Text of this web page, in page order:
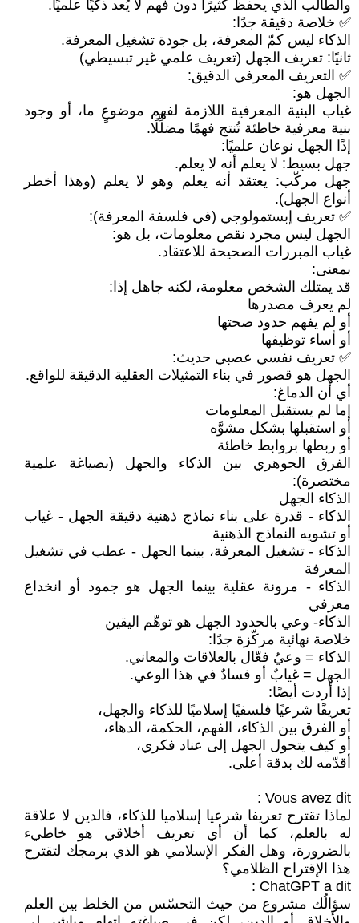
والطالب الذي يحفظ كثيرًا دون فهم لا يُعد ذكيًا علميًا.
✅ خلاصة دقيقة جدًا:
الذكاء ليس كمّ المعرفة، بل جودة تشغيل المعرفة.
ثانيًا: تعريف الجهل (تعريف علمي غير تبسيطي)
✅ التعريف المعرفي الدقيق:
الجهل هو:
غياب البنية المعرفية اللازمة لفهم موضوعٍ ما، أو وجود
بنية معرفية خاطئة تُنتج فهمًا مضلِّلًا.
إذًا الجهل نوعان علميًا:
جهل بسيط: لا يعلم أنه لا يعلم.
جهل مركّب: يعتقد أنه يعلم وهو لا يعلم (وهذا أخطر
أنواع الجهل).
✅ تعريف إبستمولوجي (في فلسفة المعرفة):
الجهل ليس مجرد نقص معلومات، بل هو:
غياب المبررات الصحيحة للاعتقاد.
بمعنى:
قد يمتلك الشخص معلومة، لكنه جاهل إذا:
لم يعرف مصدرها
أو لم يفهم حدود صحتها
أو أساء توظيفها
✅ تعريف نفسي عصبي حديث:
الجهل هو قصور في بناء التمثيلات العقلية الدقيقة للواقع.
أي أن الدماغ:
إما لم يستقبل المعلومات
أو استقبلها بشكل مشوَّه
أو ربطها بروابط خاطئة
الفرق الجوهري بين الذكاء والجهل (بصياغة علمية
مختصرة):
الذكاء الجهل
الذكاء - قدرة على بناء نماذج ذهنية دقيقة الجهل - غياب
أو تشويه النماذج الذهنية
الذكاء - تشغيل المعرفة، بينما الجهل - عطب في تشغيل
المعرفة
الذكاء - مرونة عقلية بينما الجهل هو جمود أو انخداع
معرفي
الذكاء- وعي بالحدود الجهل هو توهّم اليقين
خلاصة نهائية مركّزة جدًا:
الذكاء = وعيٌ فعّال بالعلاقات والمعاني.
الجهل = غيابٌ أو فسادٌ في هذا الوعي.
إذا أردت أيضًا:
تعريفًا شرعيًا فلسفيًا إسلاميًا للذكاء والجهل،
أو الفرق بين الذكاء، الفهم، الحكمة، الدهاء،
أو كيف يتحول الجهل إلى عناد فكري،
أقدّمه لك بدقة أعلى.
لماذا تقترح تعريفا شرعيا إسلاميا للذكاء، فالدين لا علاقة
له بالعلم، كما أن أي تعريف أخلاقي هو خاطيء
بالضرورة، وهل الفكر الإسلامي هو الذي برمجك لتقترح
هذا الإقتراح الظلامي؟
سؤالُك مشروع من حيث التحسّس من الخلط بين العلم